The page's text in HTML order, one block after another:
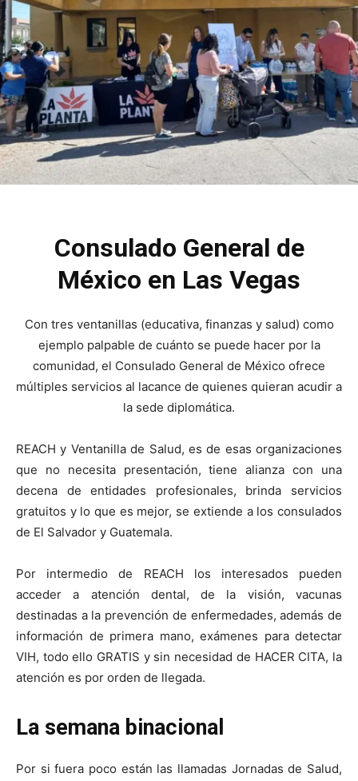
Consulado General de
México en Las Vegas
Con tres ventanillas (educativa, finanzas y salud) como
ejemplo palpable de cuánto se puede hacer por la
comunidad, el Consulado General de México ofrece
múltiples servicios al lacance de quienes quieran acudir a
la sede diplomática.
REACH y Ventanilla de Salud, es de esas organizaciones
que no necesita presentación, tiene alianza con una
decena de entidades profesionales, brinda servicios
gratuitos y lo que es mejor, se extiende a los consulados
de El Salvador y Guatemala.
Por intermedio de REACH los interesados pueden
acceder a atención dental, de la visión, vacunas
destinadas a la prevención de enfermedades, además de
información de primera mano, exámenes para detectar
VIH, todo ello GRATIS y sin necesidad de HACER CITA, la
atención es por orden de llegada.
La semana binacional
Por si fuera poco están las llamadas Jornadas de Salud,